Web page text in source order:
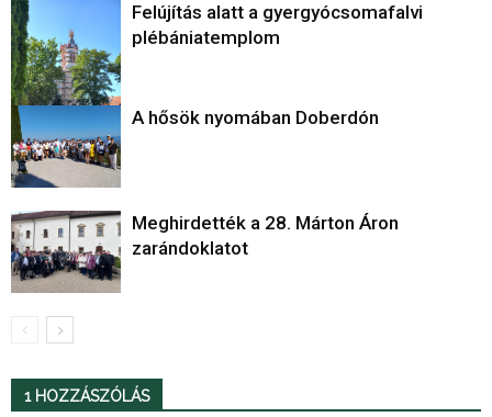
Felújítás alatt a gyergyócsomafalvi
plébániatemplom
A hősök nyomában Doberdón
Meghirdették a 28. Márton Áron
zarándoklatot
1 HOZZÁSZÓLÁS